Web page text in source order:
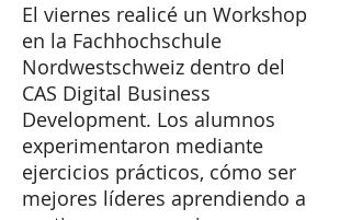
El viernes realicé un Workshop
en la Fachhochschule
Nordwestschweiz dentro del
CAS Digital Business
Development. Los alumnos
experimentaron mediante
ejercicios prácticos, cómo ser
mejores líderes aprendiendo a